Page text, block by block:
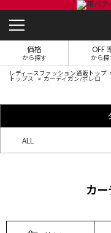
価格
から探す
OFF
から探
レディースファッション通販トップ
トップス カーディガン/ボレロ
ALL
カ